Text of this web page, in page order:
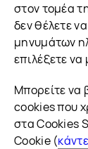
στον τομέα
δεν θέλετε
μηνυμάτων
επιλέξετε
Μπορείτε να
cookies που
στα Cookies
Cookie (